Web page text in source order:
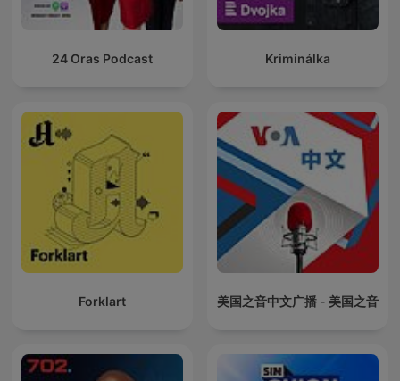
24 Oras Podcast Kriminálka
Forklart 美国之音中文广播 - 美国之音